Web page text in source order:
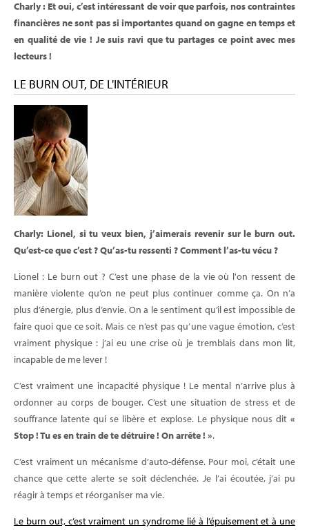
Charly : Et oui, c’est intéressant de voir que parfois, nos contraintes
financières ne sont pas si importantes quand on gagne en temps et
en qualité de vie ! Je suis ravi que tu partages ce point avec mes
lecteurs !
LE BURN OUT, DE L'INTÉRIEUR
Charly: Lionel, si tu veux bien, j’aimerais revenir sur le burn out.
Qu’est-ce que c’est ? Qu’as-tu ressenti ? Comment l’as-tu vécu ?
Lionel : Le burn out ? C’est une phase de la vie où l'on ressent de
manière violente qu’on ne peut plus continuer comme ça. On n’a
plus d’énergie, plus d’envie. On a le sentiment qu’il est impossible de
faire quoi que ce soit. Mais ce n’est pas qu’une vague émotion, c’est
vraiment physique : j’ai eu une crise où je tremblais dans mon lit,
incapable de me lever !
C’est vraiment une incapacité physique ! Le mental n’arrive plus à
ordonner au corps de bouger. C’est une situation de stress et de
souffrance latente qui se libère et explose. Le physique nous dit «
Stop ! Tu es en train de te détruire ! On arrête ! ».
C’est vraiment un mécanisme d’auto-défense. Pour moi, c’était une
chance que cette alerte se soit déclenchée. Je l’ai écoutée, j’ai pu
réagir à temps et réorganiser ma vie.
Le burn out, c’est vraiment un syndrome lié à l’épuisement et à une